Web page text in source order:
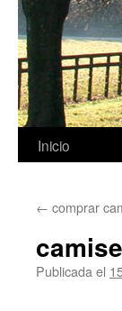
Saltar
contenido
Inicio
← comprar
Publicada el